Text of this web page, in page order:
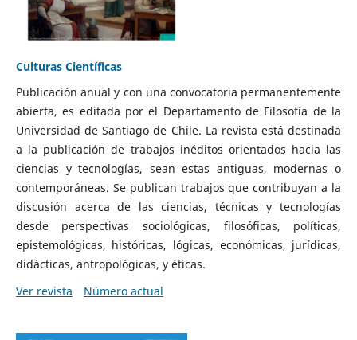
Culturas Científicas
Publicación anual y con una convocatoria permanentemente
abierta, es editada por el Departamento de Filosofía de la
Universidad de Santiago de Chile. La revista está destinada
a la publicación de trabajos inéditos orientados hacia las
ciencias y tecnologías, sean estas antiguas, modernas o
contemporáneas. Se publican trabajos que contribuyan a la
discusión acerca de las ciencias, técnicas y tecnologías
desde perspectivas sociológicas, filosóficas, políticas,
epistemológicas, históricas, lógicas, económicas, jurídicas,
didácticas, antropológicas, y éticas.
Ver revista
Número actual